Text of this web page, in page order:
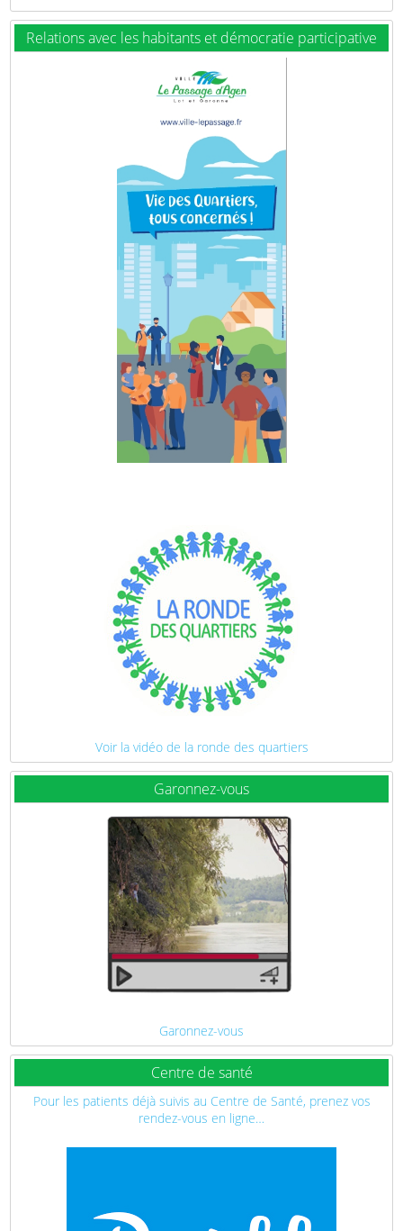
Relations avec les habitants et démocratie participative
Voir la vidéo de la ronde des quartiers
Garonnez-vous
Garonnez-vous
Centre de santé
Pour les patients déjà suivis au Centre de Santé, prenez vos
rendez-vous en ligne…